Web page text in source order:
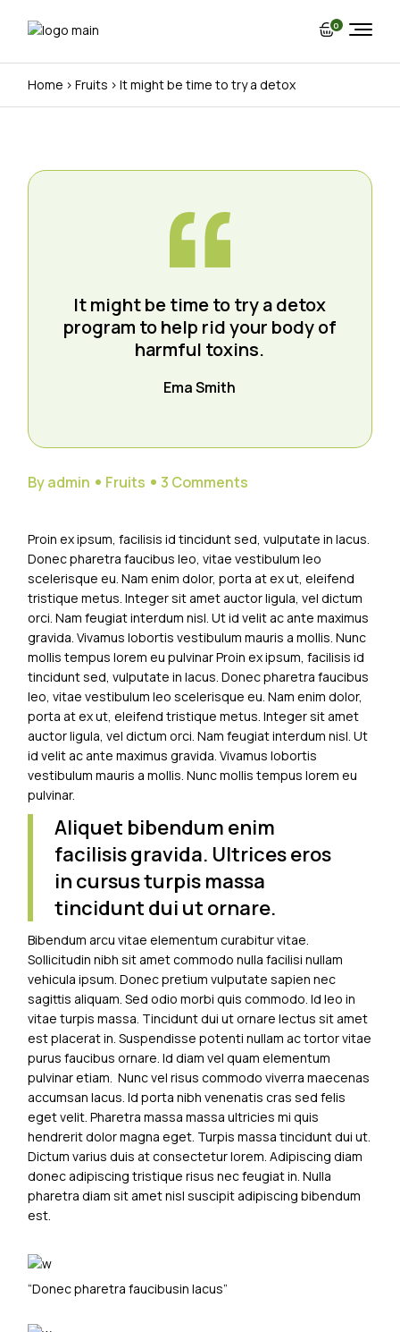
0
Home Fruits It might be time to try a detox
It might be time to try a detox
program to help rid your body of
harmful toxins.
Ema Smith
By admin Fruits 3 Comments
Proin ex ipsum, facilisis id tincidunt sed, vulputate in lacus.
Donec pharetra faucibus leo, vitae vestibulum leo
scelerisque eu. Nam enim dolor, porta at ex ut, eleifend
tristique metus. Integer sit amet auctor ligula, vel dictum
orci. Nam feugiat interdum nisl. Ut id velit ac ante maximus
gravida. Vivamus lobortis vestibulum mauris a mollis. Nunc
mollis tempus lorem eu pulvinar Proin ex ipsum, facilisis id
tincidunt sed, vulputate in lacus. Donec pharetra faucibus
leo, vitae vestibulum leo scelerisque eu. Nam enim dolor,
porta at ex ut, eleifend tristique metus. Integer sit amet
auctor ligula, vel dictum orci. Nam feugiat interdum nisl. Ut
id velit ac ante maximus gravida. Vivamus lobortis
vestibulum mauris a mollis. Nunc mollis tempus lorem eu
pulvinar.
Aliquet bibendum enim
facilisis gravida. Ultrices eros
in cursus turpis massa
tincidunt dui ut ornare.
Bibendum arcu vitae elementum curabitur vitae.
Sollicitudin nibh sit amet commodo nulla facilisi nullam
vehicula ipsum. Donec pretium vulputate sapien nec
sagittis aliquam. Sed odio morbi quis commodo. Id leo in
vitae turpis massa. Tincidunt dui ut ornare lectus sit amet
est placerat in. Suspendisse potenti nullam ac tortor vitae
purus faucibus ornare. Id diam vel quam elementum
pulvinar etiam. Nunc vel risus commodo viverra maecenas
accumsan lacus. Id porta nibh venenatis cras sed felis
eget velit. Pharetra massa massa ultricies mi quis
hendrerit dolor magna eget. Turpis massa tincidunt dui ut.
Dictum varius duis at consectetur lorem. Adipiscing diam
donec adipiscing tristique risus nec feugiat in. Nulla
pharetra diam sit amet nisl suscipit adipiscing bibendum
est.
“Donec pharetra faucibusin lacus”